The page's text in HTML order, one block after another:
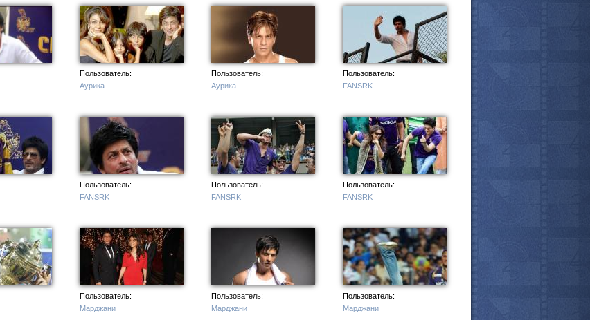
Пользователь:
Аурика
Пользователь:
Аурика
Пользователь:
FANSRK
Пользователь:
FANSRK
Пользователь:
FANSRK
Пользователь:
FANSRK
Пользователь:
Марджани
Пользователь:
Марджани
Пользователь:
Марджани
все актёры